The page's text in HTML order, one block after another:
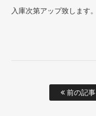
入庫次第アップ致します。
前の記事